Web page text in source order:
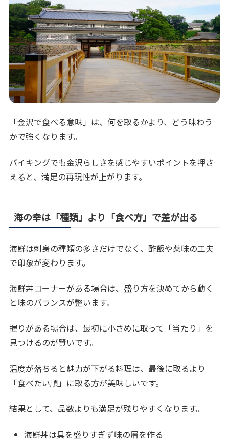
「金沢で食べる意味」は、何を取るかより、どう味わう
かで強くなります。
バイキングでも金沢らしさを感じやすいポイントを押さ
えると、満足の再現性が上がります。
海の幸は「種類」より「食べ方」で差が出る
海鮮は刺身の種類の多さだけでなく、酢飯や薬味の工夫
で印象が変わります。
海鮮丼コーナーがある場合は、盛り方を決めてから動く
と味のバランスが整います。
握りがある場合は、最初に小さめに取って「当たり」を
見つけるのが賢いです。
温度が落ちると魅力が下がる料理は、最後に取るより
「食べたい順」に取る方が美味しいです。
結果として、品数よりも満足が残りやすくなります。
海鮮丼は具を盛りすぎず味の層を作る